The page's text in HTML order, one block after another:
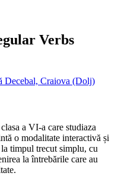
Verbs
Decebal, Craiova (Dolj)
a VI-a care studiaza
o modalitate interactivă și
timpul trecut simplu, cu
la întrebările care au